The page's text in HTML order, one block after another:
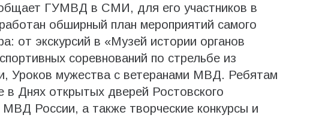
ГУМВД в СМИ, для его участников в
обширный план мероприятий самого
от экскурсий в «Музей истории органов
соревнований по стрельбе из
Уроков мужества с ветеранами МВД. Ребятам
в Днях открытых дверей Ростовского
МВД России, а также творческие конкурсы и